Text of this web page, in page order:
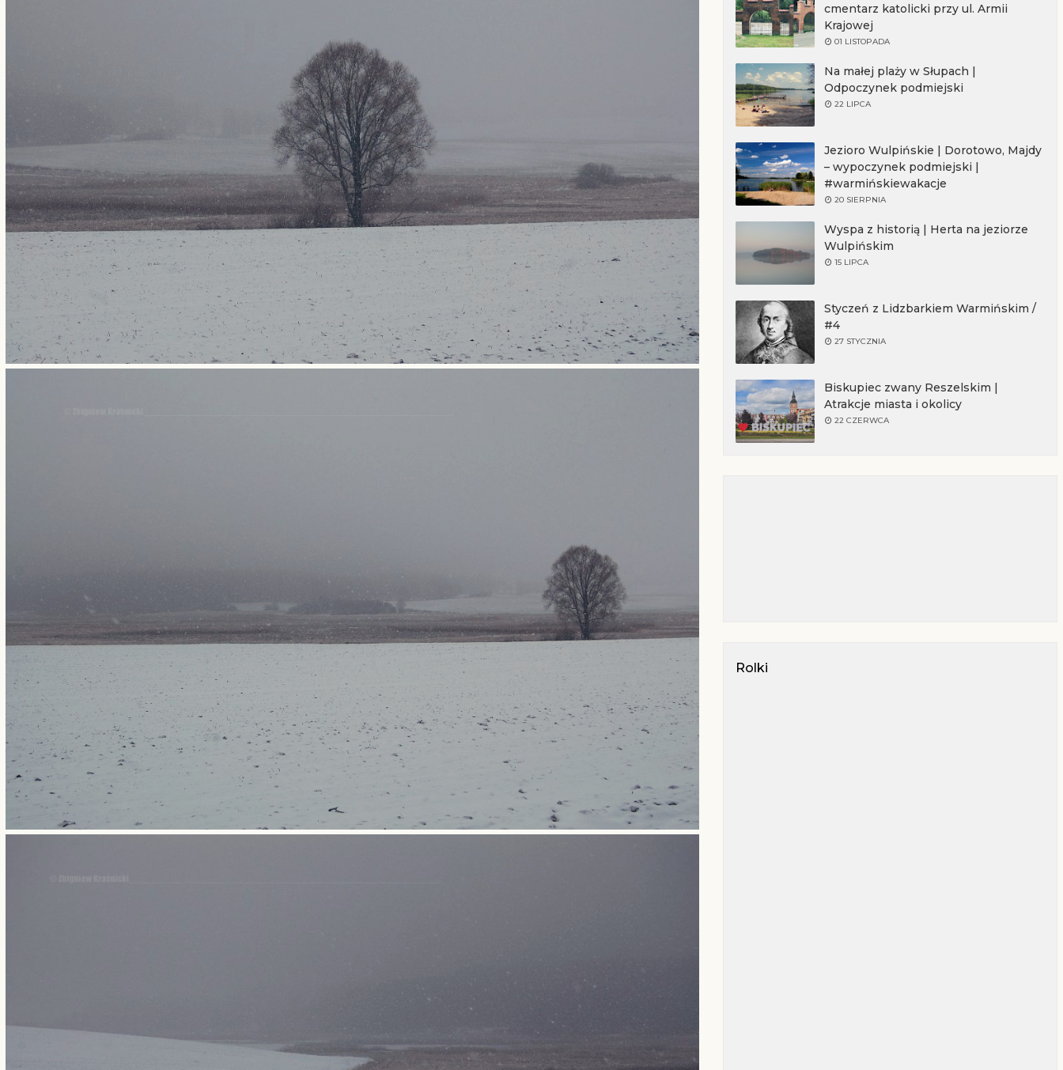
cmentarz katolicki przy ul. Armii
Krajowej
01 LISTOPADA
Na małej plaży w Słupach |
Odpoczynek podmiejski
22 LIPCA
Jezioro Wulpińskie | Dorotowo, Majdy
– wypoczynek podmiejski |
#warmińskiewakacje
20 SIERPNIA
Wyspa z historią | Herta na jeziorze
Wulpińskim
15 LIPCA
Styczeń z Lidzbarkiem Warmińskim /
#4
27 STYCZNIA
Biskupiec zwany Reszelskim |
Atrakcje miasta i okolicy
22 CZERWCA
Rolki